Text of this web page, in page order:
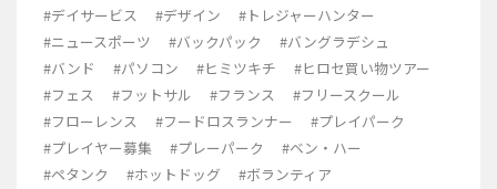
#デイサービス #デザイン
#トレジャーハンター
#ニュースポーツ
#バックパック
#バングラデシュ
#バンド
#パソコン #ヒミツキチ
#ヒロセ買い物ツアー
#フェス
#フットサル #フランス
#フリースクール
#フローレンス
#フードロスランナー
#プレイパーク
#プレイヤー募集
#プレーパーク
#ベン・ハー
#ペタンク
#ホットドッグ
#ボランティア